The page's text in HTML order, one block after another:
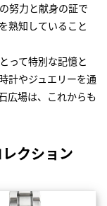
努力と献身の証で
熟知していること
って特別な記憶と
計やジュエリーを通
広場は、これからも
クション